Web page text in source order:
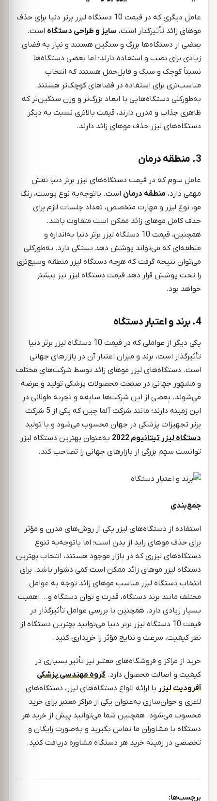
عامل دیگری که در قیمت 10 دستگاه لیزر برتر دنیا برای حذف
موهای زائد تأثیرگذار است، سایز و طراحی دستگاه است.
بعضی از دستگاه‌ها بزرگ و سنگین هستند و نیاز به فضای
زیادی برای نصب و استفاده دارند؛ اما بعضی دستگاه‌ها
نسبتاً کوچک و سبک و قابل‌حمل هستند که انتخاب
مناسب‌تری برای استفاده در فضاهای کوچک‌تر هستند.
به‌طورکلی دستگاه‌هایی با ابعاد بزرگ‌تر و وزن سنگین‌تر که
ظاهری جذاب و مدرن دارند، قیمت بالاتری نسبت به دیگر
دستگاه‌های لیزر حذف موهای زائد دارند.
3. منطقه درمان
عامل سوم که در قیمت دستگاه‌های لیزر برتر دنیا نقش
مهمی دارد، منطقه درمان است. باتوجه‌به نوع پوست، رنگ
مو، نوع لیزر و مهارت متخصص، تعداد جلسات لازم برای
حذف کامل موهای زائد ممکن است متفاوت باشد.
همچنین، قیمت 10 دستگاه لیزر برتر دنیا به‌اندازه و
منطقه‌ای که می‌تواند پوشش دهد بستگی دارد. به‌طورکلی
می‌توان نتیجه‌ گرفت که هرچه دستگاه لیزر منطقه وسیع‌تری
را تحت پوشش قرار دهد قیمت دستگاه لیزر نیز بیشتر
خواهد بود.
4. برند و اعتبار دستگاه
یکی دیگر از عواملی که در قیمت 10 دستگاه لیزر برتر دنیا
تأثیرگذار است، برند و میزان اعتبار آن در بازارهای جهانی
است. دستگاه‌های لیزر موهای زائد توسط شرکت‌های مختلف
و مشهور جهانی در صنعت محصولات پزشکی تولید و عرضه
می‌شوند. بعضی از این شرکت‌ها سابقه و تجربه طولانی در
این زمینه دارند؛ مانند شرکت آلما چین که یکی از 5 شرکت
برتر تجهیزات پزشکی در جهان محسوب می‌شود و با تولید
دستگاه لیزر تیتانیوم
به‌عنوان بهترین دستگاه لیزر
توانست سهم بزرگی از بازارهای جهانی را تصاحب کند.
جمع‌بندی
استفاده از دستگاه‌های لیزر یکی از روش‌های مدرن و مؤثر
برای حذف موهای زاید از بدن است؛ اما باتوجه‌به تنوع
دستگاه‌های لیزری که در بازار موجود هستند، انتخاب بهترین
دستگاه لیزر موهای زائد ممکن است کمی دشوار باشد. برای
انتخاب دستگاه لیزر مناسب موهای زائد توجه به عوامل
مختلف مانند برند دستگاه، قدرت و توان دستگاه و… اهمیت
بسیار زیادی دارد. همچنین با بررسی عوامل تأثیرگذار در
قیمت 10 دستگاه لیزر برتر دنیا می‌توانید بهترین دستگاه از
نظر کیفیت، سرعت و نتایج مؤثر را خریداری کنید.
خرید از مراکز و فروشگاه‌های معتبر نیز تأثیر بسیاری در
کیفیت و اصالت محصول دارد. گروه مهندسی پزشکی
آفرودیت لیزر با ارائه انواع دستگاه‌های لیزر، دستگاه‌های
لاغری و جوان‌سازی به‌عنوان یکی از مراکز معتبر برای خرید
محسوب می‌شود. همچنین شما می‌توانید پیش از خرید هر
دستگاه با مشاوران ما تماس بگیرید و به‌صورت رایگان و
تخصصی در زمینه خرید هر دستگاه مشاوره دریافت کنید.
برچسب‌ها: